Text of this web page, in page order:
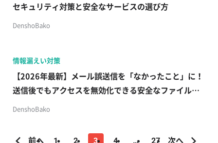
セキュリティ対策と安全なサービスの選び方
DenshoBako
情報漏えい対策
【2026年最新】メール誤送信を「なかったこと」に！
送信後でもアクセスを無効化できる安全なファイル共
有術
DenshoBako
前へ 1 2 3 4 … 27 次へ